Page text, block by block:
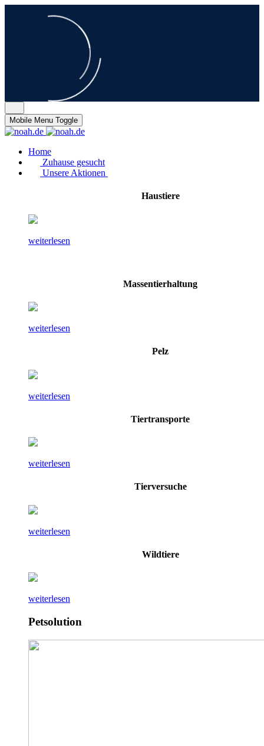
Mobile Menu Toggle
Home
Zuhause gesucht
Unsere Aktionen
Haustiere
weiterlesen
Massentierhaltung
weiterlesen
Pelz
weiterlesen
Tiertransporte
weiterlesen
Tierversuche
weiterlesen
Wildtiere
weiterlesen
Petsolution